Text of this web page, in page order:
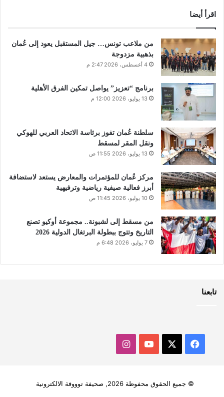
اقرأ أيضا
من ملاعب تونس… جيل المستقبل يعود إلى عُمان
بذهبية مزدوجة
4 أغسطس، 2026 2:47 م
برنامج “تعزيز” يواصل تمكين الفرق الأهلية
13 يوليو، 2026 12:00 م
سلطنة عُمان تفوز برئاسة الاتحاد العربي للهوكي
ونقل المقر لمسقط
13 يوليو، 2026 11:55 ص
مركز عُمان للمؤتمرات والمعارض يستعد لاستضافة
أبرز فعالية صيفية رياضية وترفيهية
10 يوليو، 2026 11:45 ص
من مسقط إلى لشبونة.. مجموعة أوكيو تصنع
التاريخ وتتوج ببطولة البرتغال الدولية 2026
7 يوليو، 2026 6:48 م
تابعنا
فيسبوك ‫YouTubeانستقرام
© جميع الحقوق محفوظة 2026, صحيفة توووفة الالكترونية